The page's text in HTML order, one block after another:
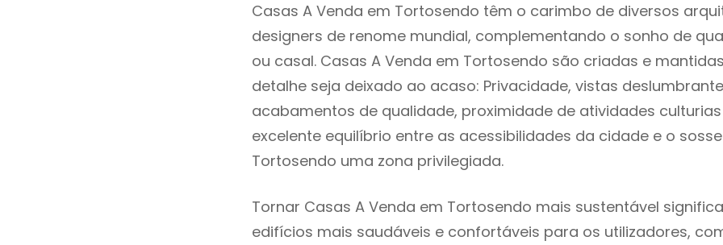
Casas A Venda em Tortosendo têm o carimbo de diversos
designers de renome mundial, complementando o sonho de
ou casal. Casas A Venda em Tortosendo são criadas e
detalhe seja deixado ao acaso: Privacidade, vistas
acabamentos de qualidade, proximidade de atividades
excelente equilíbrio entre as acessibilidades da cidade e o
Tortosendo uma zona privilegiada.
Tornar Casas A Venda em Tortosendo mais sustentável
edifícios mais saudáveis e confortáveis para os utilizadores,